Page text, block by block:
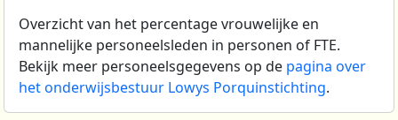
Overzicht van het percentage vrouwelijke en
mannelijke personeelsleden in personen of FTE.
Bekijk meer personeelsgegevens op de pagina over
het onderwijsbestuur Lowys Porquinstichting.